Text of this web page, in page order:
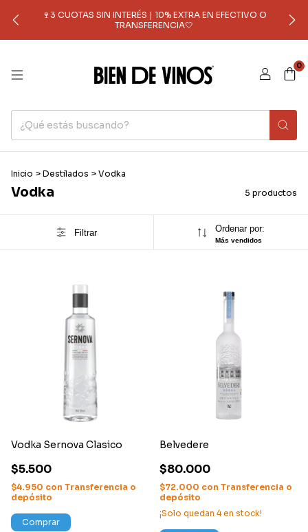
🍷3 CUOTAS SIN INTERÉS | 10% EXTRA EN EFECTIVO O
TRANSFERENCIA🤍
0
Inicio > Destilados > Vodka
Vodka 5 productos
Filtrar Ordenar por:
Más vendidos
Vodka Sernova Clasico
$5.500
$4.950 con Transferencia o
depósito
Comprar
Belvedere
$80.000
$72.000 con Transferencia o
depósito
¡Solo quedan 4en stock!